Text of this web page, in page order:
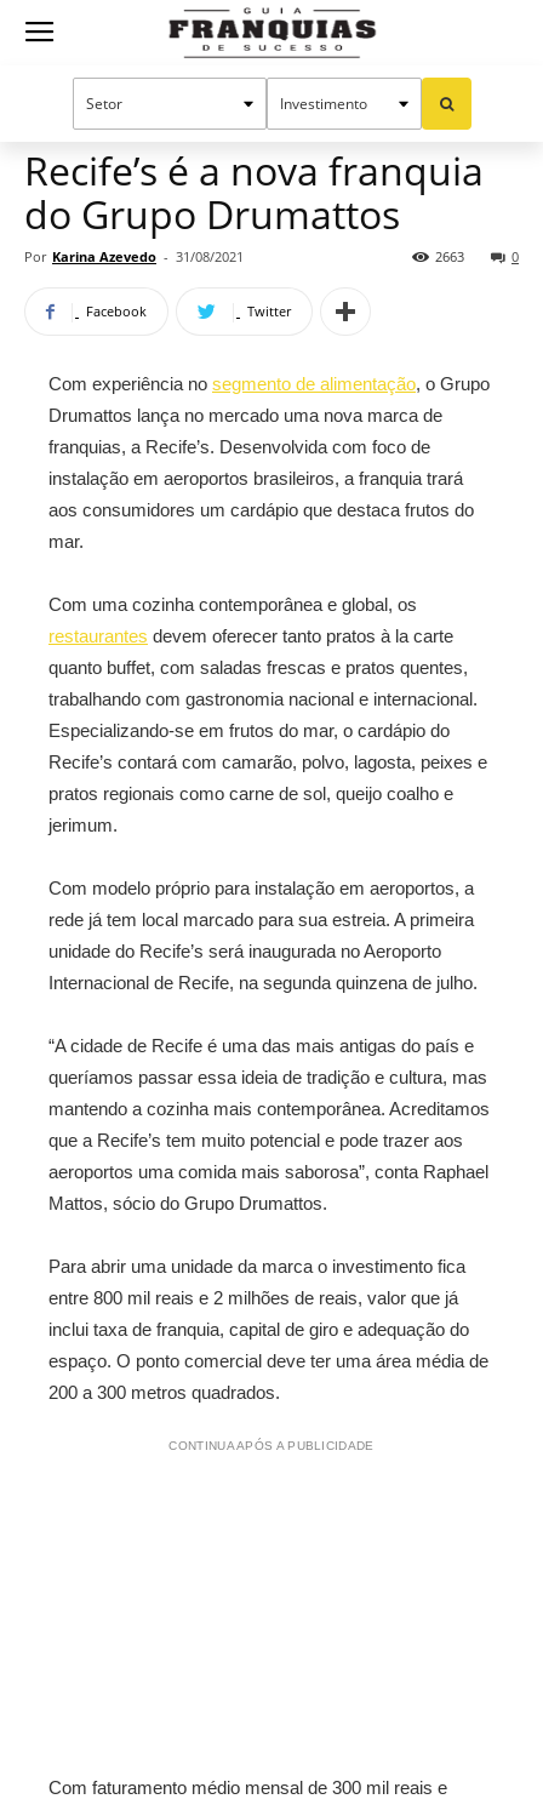
Guia
Mercado de franquias
Recife’s é a nova franquia
do Grupo Drumattos
Por Karina Azevedo - 31/08/2021 0
2663
Facebook Twitter
Com experiência no segmento de alimentação, o Grupo
Drumattos lança no mercado uma nova marca de
franquias, a Recife’s. Desenvolvida com foco de
instalação em aeroportos brasileiros, a franquia trará
aos consumidores um cardápio que destaca frutos do
mar.
Com uma cozinha contemporânea e global, os
restaurantes devem oferecer tanto pratos à la carte
quanto buffet, com saladas frescas e pratos quentes,
trabalhando com gastronomia nacional e internacional.
Especializando-se em frutos do mar, o cardápio do
Recife’s contará com camarão, polvo, lagosta, peixes e
pratos regionais como carne de sol, queijo coalho e
jerimum.
Com modelo próprio para instalação em aeroportos, a
rede já tem local marcado para sua estreia. A primeira
unidade do Recife’s será inaugurada no Aeroporto
Internacional de Recife, na segunda quinzena de julho.
“A cidade de Recife é uma das mais antigas do país e
queríamos passar essa ideia de tradição e cultura, mas
mantendo a cozinha mais contemporânea. Acreditamos
que a Recife’s tem muito potencial e pode trazer aos
aeroportos uma comida mais saborosa”, conta Raphael
Mattos, sócio do Grupo Drumattos.
Para abrir uma unidade da marca o investimento fica
entre 800 mil reais e 2 milhões de reais, valor que já
inclui taxa de franquia, capital de giro e adequação do
espaço. O ponto comercial deve ter uma área média de
200 a 300 metros quadrados.
CONTINUA APÓS A PUBLICIDADE
Com faturamento médio mensal de 300 mil reais e